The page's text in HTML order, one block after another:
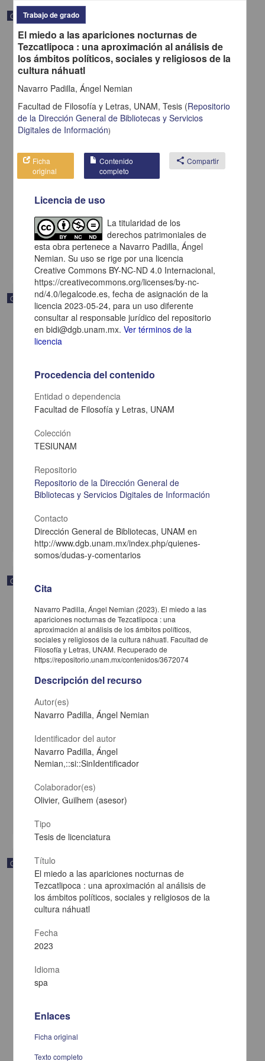
Correspondencia postal
una fotografía
[sin fecha]
Multidisciplina
Correspondencia postal
Carta de Zeferino Pérez, el general Antonio Rábago se encuentra
en la ranchería de Samalayuca
Pérez, Zeferino
Multidisciplina
Correspondencia postal
Carta de José María Maytorena a Francisco I. Madero en la que
informa se irá a la costa por prescripción médica
[sin fecha]
Multidisciplina
Correspondencia postal
Carta de Francisco Martínez Baca a Francisco I. Madero
Trabajo de grado
El miedo a las apariciones nocturnas de
Tezcatlipoca : una aproximación al análisis de
los ámbitos políticos, sociales y religiosos de la
cultura náhuatl
Navarro Padilla, Ángel Nemian
Facultad de Filosofía y Letras, UNAM, Tesis (Repositorio
de la Dirección General de Bibliotecas y Servicios
Digitales de Información)
Ficha
original
Contenido
completo
share Compartir
Licencia de uso
La titularidad de los
derechos patrimoniales de
esta obra pertenece a Navarro Padilla, Ángel
Nemian. Su uso se rige por una licencia
Creative Commons BY-NC-ND 4.0 Internacional,
https://creativecommons.org/licenses/by-nc-
nd/4.0/legalcode.es, fecha de asignación de la
licencia 2023-05-24, para un uso diferente
consultar al responsable jurídico del repositorio
en bidi@dgb.unam.mx.Ver términos de la
licencia
Procedencia del contenido
Entidad o dependencia
Facultad de Filosofía y Letras, UNAM
Colección
TESIUNAM
Repositorio
Repositorio de la Dirección General de
Bibliotecas y Servicios Digitales de Información
Contacto
Dirección General de Bibliotecas, UNAM en
http://www.dgb.unam.mx/index.php/quienes-
somos/dudas-y-comentarios
Cita
Navarro Padilla, Ángel Nemian (2023). El miedo a las
apariciones nocturnas de Tezcatlipoca : una
aproximación al análisis de los ámbitos políticos,
sociales y religiosos de la cultura náhuatl. Facultad de
Filosofía y Letras, UNAM. Recuperado de
https://repositorio.unam.mx/contenidos/3672074
Descripción del recurso
Autor(es)
Navarro Padilla, Ángel Nemian
Identificador del autor
Navarro Padilla, Ángel
Nemian,::si::SinIdentificador
Colaborador(es)
Olivier, Guilhem (asesor)
Tipo
Tesis de licenciatura
Título
El miedo a las apariciones nocturnas de
Tezcatlipoca : una aproximación al análisis de
los ámbitos políticos, sociales y religiosos de la
cultura náhuatl
Fecha
2023
Idioma
spa
Enlaces
Ficha original
Texto completo